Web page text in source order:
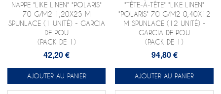
NAPPE "LIKE LINEN" "POLARIS"
70 G/M2 1,20X25 M
SPUNLACE (1 UNITÉ) - GARCIA
DE POU
(PACK DE 1)
42,20 €
AJOUTER AU PANIER
"TÊTE-À-TÊTE" "LIKE LINEN"
"POLARIS" 70 G/M2 0,40X12
M SPUNLACE (12 UNITÉ) -
GARCIA DE POU
(PACK DE 1)
94,80 €
AJOUTER AU PANIER